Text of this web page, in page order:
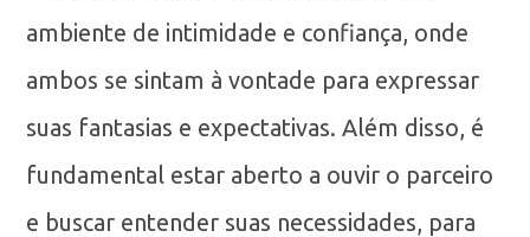
ambiente de intimidade e confiança, onde
ambos se sintam à vontade para expressar
suas fantasias e expectativas. Além disso, é
fundamental estar aberto a ouvir o parceiro
e buscar entender suas necessidades, para